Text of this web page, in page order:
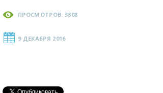
ПРОСМОТРОВ: 3808
9 ДЕКАБРЯ 2016